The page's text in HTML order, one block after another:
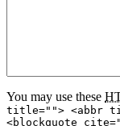
You may use these
title=""> <abbr
<blockquote